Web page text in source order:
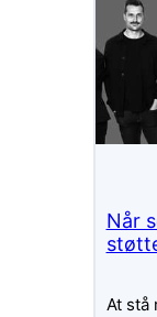
Når
At stå